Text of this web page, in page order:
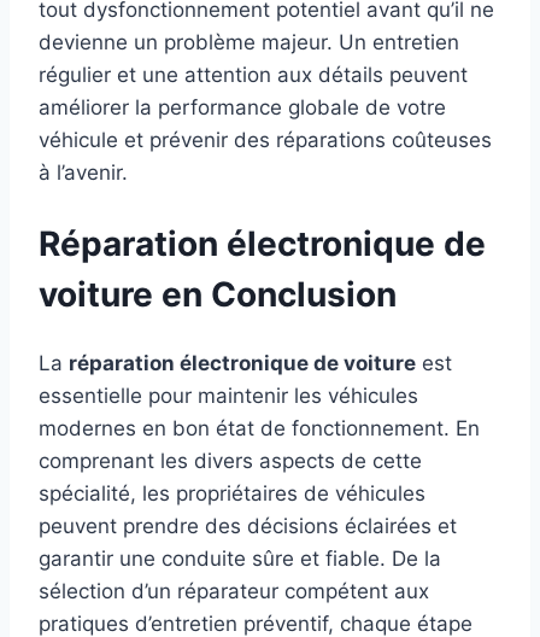
tout dysfonctionnement potentiel avant qu’il ne
devienne un problème majeur. Un entretien
régulier et une attention aux détails peuvent
améliorer la performance globale de votre
véhicule et prévenir des réparations coûteuses
à l’avenir.
Réparation électronique de
voiture en Conclusion
La réparation électronique de voiture est
essentielle pour maintenir les véhicules
modernes en bon état de fonctionnement. En
comprenant les divers aspects de cette
spécialité, les propriétaires de véhicules
peuvent prendre des décisions éclairées et
garantir une conduite sûre et fiable. De la
sélection d’un réparateur compétent aux
pratiques d’entretien préventif, chaque étape